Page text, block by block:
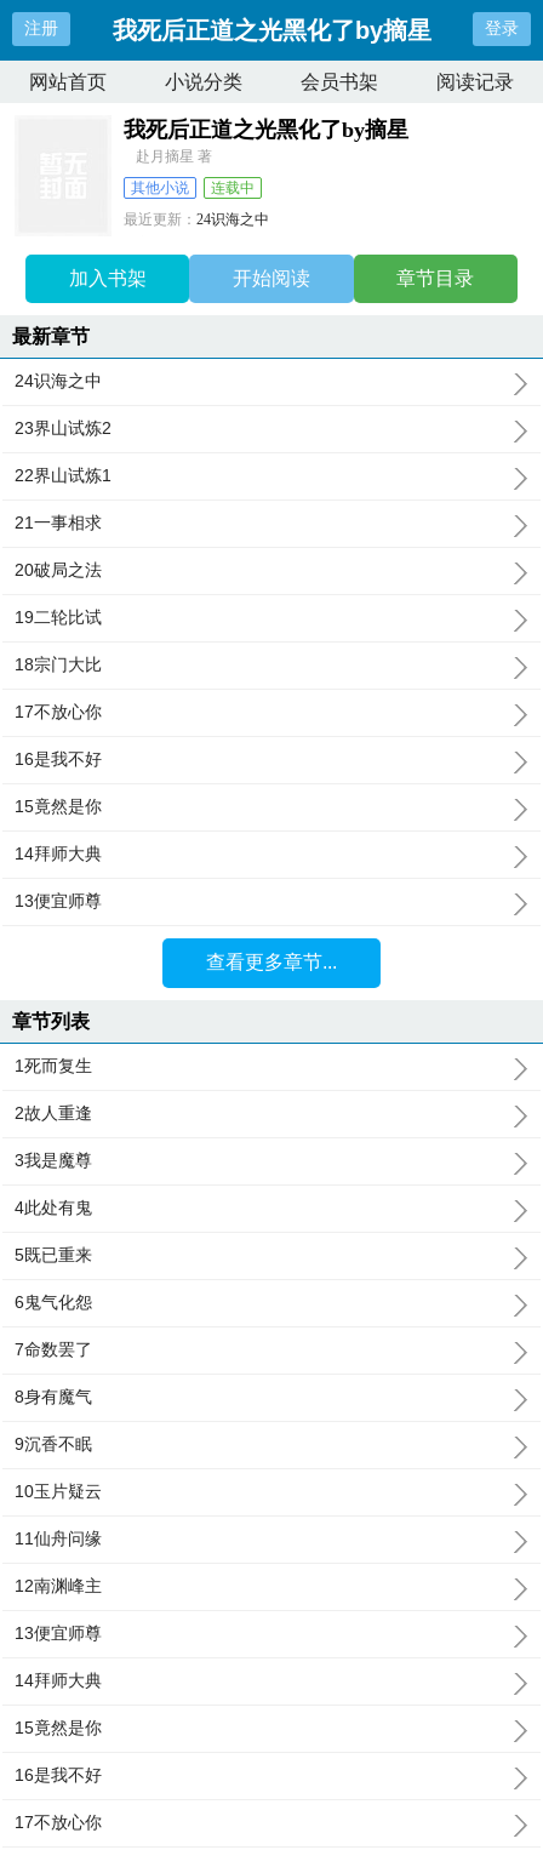
注册 我死后正道之光黑化了by摘星 登录
网站首页 小说分类 会员书架 阅读记录
我死后正道之光黑化了by摘星
赴月摘星 著
其他小说
连载中
最近更新：24识海之中
加入书架 开始阅读 章节目录
最新章节
24识海之中
23界山试炼2
22界山试炼1
21一事相求
20破局之法
19二轮比试
18宗门大比
17不放心你
16是我不好
15竟然是你
14拜师大典
13便宜师尊
查看更多章节...
章节列表
1死而复生
2故人重逢
3我是魔尊
4此处有鬼
5既已重来
6鬼气化怨
7命数罢了
8身有魔气
9沉香不眠
10玉片疑云
11仙舟问缘
12南渊峰主
13便宜师尊
14拜师大典
15竟然是你
16是我不好
17不放心你